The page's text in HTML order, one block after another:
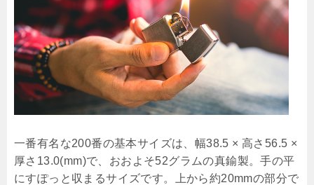
一番有名な200番の基本サイズは、幅38.5 × 高さ56.5 ×
厚さ13.0(mm)で、おおよそ52グラムの真鍮製。手の平
にすぽっと収まるサイズです。上から約20mmの部分で